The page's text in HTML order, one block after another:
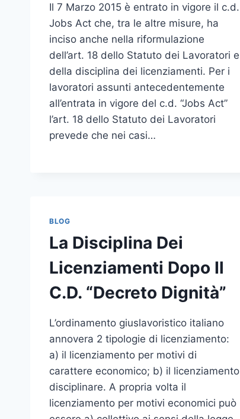
Il 7 Marzo 2015 è entrato in vigore il c.d.
Jobs Act che, tra le altre misure, ha
inciso anche nella riformulazione
dell’art. 18 dello Statuto dei Lavoratori e
della disciplina dei licenziamenti. Per i
lavoratori assunti antecedentemente
all’entrata in vigore del c.d. “Jobs Act”
l’art. 18 dello Statuto dei Lavoratori
prevede che nei casi…
BLOG
La Disciplina Dei
Licenziamenti Dopo Il
C.D. “Decreto Dignità”
L’ordinamento giuslavoristico italiano
annovera 2 tipologie di licenziamento:
a) il licenziamento per motivi di
carattere economico; b) il licenziamento
disciplinare. A propria volta il
licenziamento per motivi economici può